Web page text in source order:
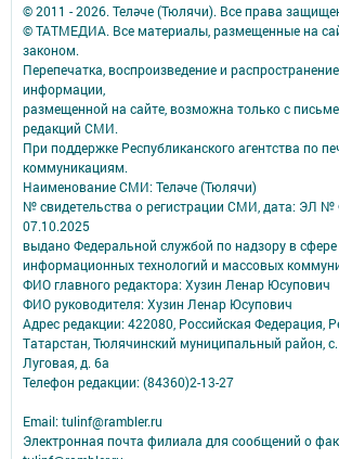
© 2011 - 2026. Теләче (Тюлячи). Все права
© ТАТМЕДИА. Все материалы, размещенные на
законом.
Перепечатка, воспроизведение и
информации,
размещенной на сайте, возможна только с
редакций СМИ.
При поддержке Республиканского агентства по
коммуникациям.
Наименование СМИ: Теләче (Тюлячи)
№ свидетельства о регистрации СМИ, дата: ЭЛ №
07.10.2025
выдано Федеральной службой по надзору в сфере
информационных технологий и массовых
ФИО главного редактора: Хузин Ленар Юсупович
ФИО руководителя: Хузин Ленар Юсупович
Адрес редакции: 422080, Российская Федерация,
Татарстан, Тюлячинский муниципальный район,
Луговая, д. 6а
Телефон редакции: (84360)2-⁠13-⁠27
Email: tulinf@rambler.ru
Электронная почта филиала для сообщений о